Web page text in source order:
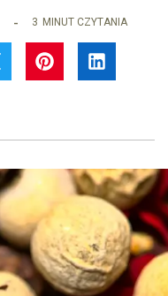
3 MINUT CZYTANIA